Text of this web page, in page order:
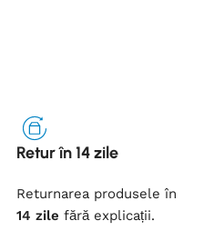
Retur în 14 zile
Returnareaprodusele în
14 zile fără explicații.